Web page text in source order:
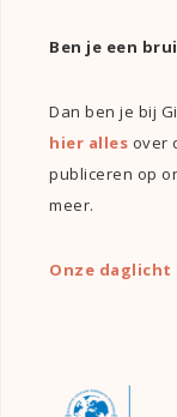
Ben je een
Dan ben je bij
hier alles over
publiceren op
meer.
Onze